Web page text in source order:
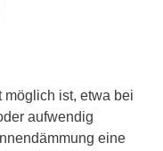
ist, etwa bei
aufwendig
eine